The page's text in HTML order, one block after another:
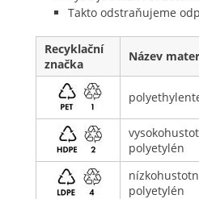
Takto odstraňujeme
Recyklační
značka
Název
polyetylén
polyetylén